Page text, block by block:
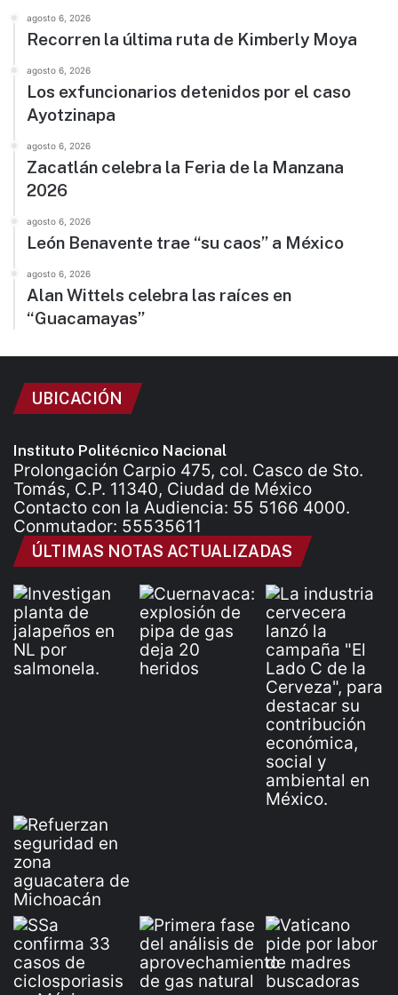
agosto 6, 2026
Recorren la última ruta de Kimberly Moya
agosto 6, 2026
Los exfuncionarios detenidos por el caso
Ayotzinapa
agosto 6, 2026
Zacatlán celebra la Feria de la Manzana
2026
agosto 6, 2026
León Benavente trae “su caos” a México
agosto 6, 2026
Alan Wittels celebra las raíces en
“Guacamayas”
UBICACIÓN
Instituto Politécnico Nacional
Prolongación Carpio 475, col. Casco de Sto.
Tomás, C.P. 11340, Ciudad de México
Contacto con la Audiencia: 55 5166 4000.
Conmutador: 55535611
ÚLTIMAS NOTAS ACTUALIZADAS